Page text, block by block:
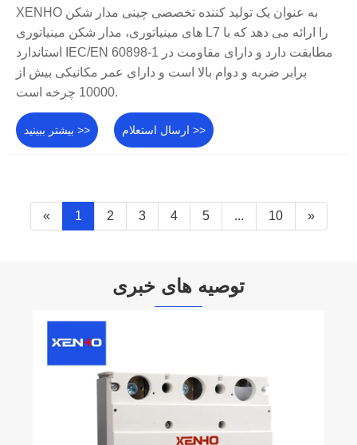
XENHO به عنوان یک تولید کننده تخصصی چینی مدار شکن
های مینیاتوری، مدار شکن مینیاتوری L7 را ارائه می دهد که با
استاندارد IEC/EN 60898-1 مطابقت دارد و دارای مقاومت در
برابر ضربه و دوام بالا است و دارای عمر مکانیکی بیش از
10000 چرخه است.
بیشتر ببینید >> ارسال استعلام >>
« 1 2 3 4 5 ... 10 »
توصیه های خبری
ایمن و قابل اعتماد ضروری است؟
بیشتر ببینید >>